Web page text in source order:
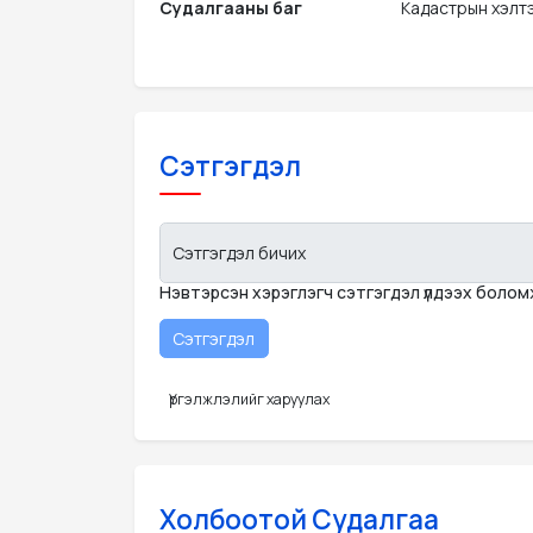
Судалгааны баг Кадастрын
Сэтгэгдэл
Сэтгэгдэл бичих
Нэвтэрсэн хэрэглэгч сэтгэгдэл үлдээх
Үргэлжлэлийг харуулах
Холбоотой Судалгаа